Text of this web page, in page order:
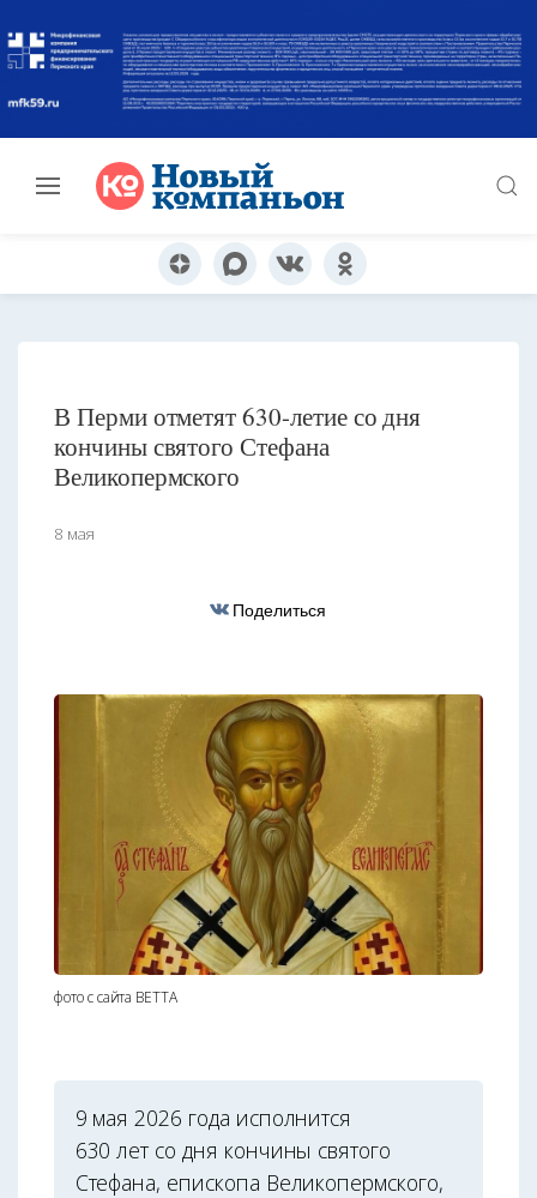
В Перми отметят 630-летие со дня
кончины святого Стефана
Великопермского
8 мая
Поделиться
фото с сайта ВЕТТА
9 мая 2026 года исполнится
630 лет со дня кончины святого
Стефана, епископа Великопермского,